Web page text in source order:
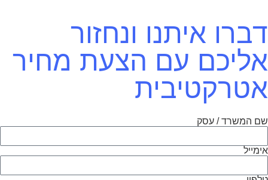
דברו איתנו ונחזור
אליכם עם הצעת מחיר
אטרקטיבית
שם המשרד / עסק
אימייל